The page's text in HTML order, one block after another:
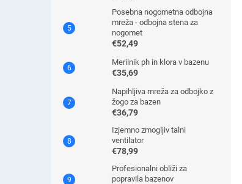
Posebna nogometna odbojna
mreža - odbojna stena za
nogomet
€52,49
Merilnik ph in klora v bazenu
€35,69
Napihljiva mreža za odbojko z
žogo za bazen
€36,79
Izjemno zmogljiv talni
ventilator
€78,99
Profesionalni obliži za
popravila bazenov